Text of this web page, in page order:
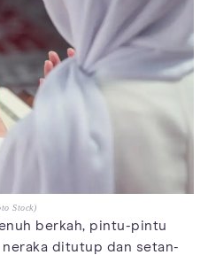
Stock)
berkah, pintu-pintu
ditutup dan setan-